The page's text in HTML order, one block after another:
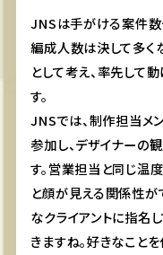
JNSは手がける案件数
編成人数は決して多く
として考え、率先して
す。
JNSでは、制作担当メ
参加し、デザイナーの
す。営業担当と同じ温
と顔が見える関係性が
なクライアントに指名
きますね。好きなこと